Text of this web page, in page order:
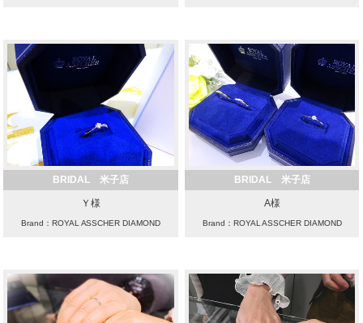
BRIDAL 米子店
Ｙ様
Brand：ROYAL ASSCHER DIAMOND
BRIDAL 米子店
A様
Brand：ROYAL ASSCHER DIAMOND